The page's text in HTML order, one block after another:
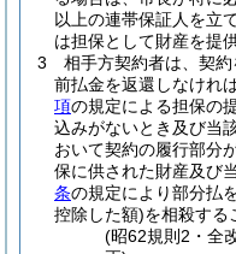
以上の連帯保証人を立
は担保として財産を提
3
相手方契約者は、契約
前払金を返還しなけれ
項の規定による担保の
込みがないとき及び当
おいて契約の履行部分
保に供された財産及び
条の規定により部分払
控除した額)を相殺する
(昭62規則2・全